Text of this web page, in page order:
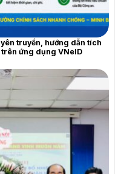
truyền, hướng dẫn tích
ứng dụng VNeID